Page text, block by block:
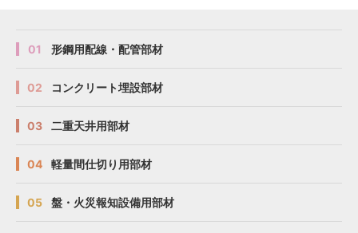
01 形鋼用配線・配管部材
02 コンクリート埋設部材
03 二重天井用部材
04 軽量間仕切り用部材
05 盤・火災報知設備用部材